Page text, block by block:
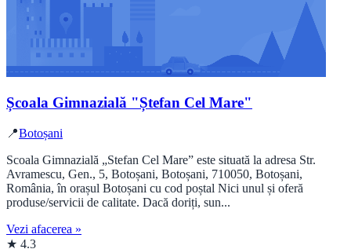
Școala Gimnazială "Ștefan Cel Mare"
📍Botoșani
Scoala Gimnazială „Stefan Cel Mare” este situată la adresa Str.
Avramescu, Gen., 5, Botoșani, Botoșani, 710050, Botoșani,
România, în orașul Botoșani cu cod poștal Nici unul și oferă
produse/servicii de calitate. Dacă doriți, sun...
Vezi afacerea »
★ 4.3